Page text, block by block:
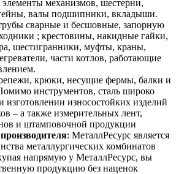
механизмов, шестерни,
валы подшипники, вкладыши.
сварные и бесшовные, запорную
; крестовины, накидные гайки,
шестигранники, муфты, краны,
части котлов, работающие
крюки, несущие фермы, балки и
инструментов, сталь широко
изготовлении износостойких изделий
– а также измерительных лент,
и штамповочной продукции
: МеталлРесурс является
металлургических комбинатов
напрямую у МеталлРесурс, вы
продукцию без наценок